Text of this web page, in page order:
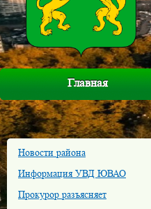
Главная
Новости района
Информация УВД ЮВАО
Прокурор разъясняет